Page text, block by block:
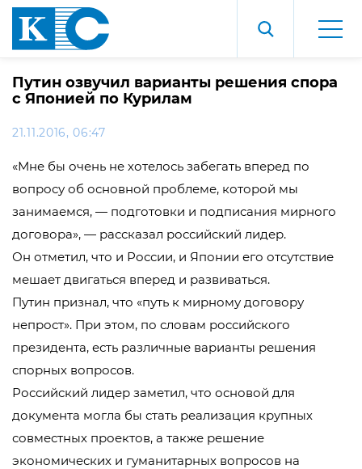
Путин озвучил варианты решения спора
с Японией по Курилам
21.11.2016, 06:47
«Мне бы очень не хотелось забегать вперед по
вопросу об основной проблеме, которой мы
занимаемся, — подготовки и подписания мирного
договора», — рассказал российский лидер.
Он отметил, что и России, и Японии его отсутствие
мешает двигаться вперед и развиваться.
Путин признал, что «путь к мирному договору
непрост». При этом, по словам российского
президента, есть различные варианты решения
спорных вопросов.
Российский лидер заметил, что основой для
документа могла бы стать реализация крупных
совместных проектов, а также решение
экономических и гуманитарных вопросов на